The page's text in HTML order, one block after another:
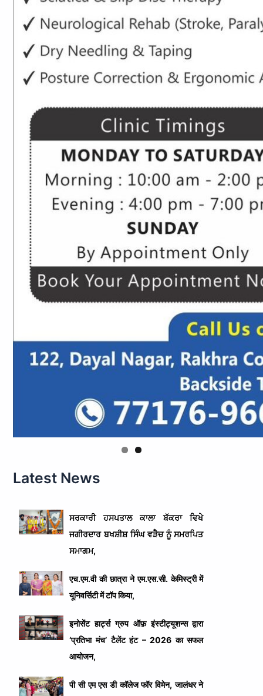
Latest News
ਸਰਕਾਰੀ ਹਸਪਤਾਲ ਕਾਲਾ ਬੱਕਰਾ ਵਿਖੇ
ਜਗੀਰਦਾਰ ਬਖਸ਼ੀਸ਼ ਸਿੰਘ ਵੜੈਚ ਨੂੰ ਸਮਰਪਿਤ
ਸਮਾਗਮ,
एच.एम.वी की छात्रा ने एम.एस.सी. केमिस्ट्री में
यूनिवर्सिटी में टॉप किया,
इनोसेंट हार्ट्स ग्रुप ऑफ़ इंस्टीट्यूशन्स द्वारा
‘प्रतिभा मंच’ टैलेंट हंट – 2026 का सफल
आयोजन,
पी सी एम एस डी कॉलेज फॉर विमेन, जालंधर ने